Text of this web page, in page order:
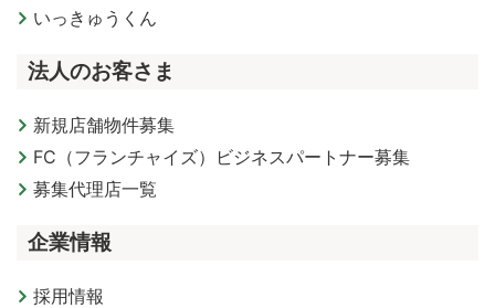
いっきゅうくん
法人のお客さま
新規店舗物件募集
FC（フランチャイズ）ビジネスパートナー募集
募集代理店一覧
企業情報
採用情報